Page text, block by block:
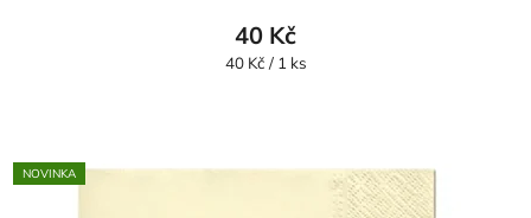
40 Kč
Měrná
40 Kč / 1 ks
NOVINKA